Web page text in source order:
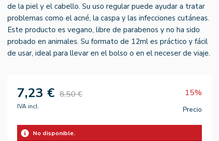
de la piel y el cabello. Su uso regular puede ayudar a tratar
problemas como el acné, la caspa y las infecciones cutáneas.
Este producto es vegano, libre de parabenos y no ha sido
probado en animales. Su formato de 12ml es práctico y fácil
de usar, ideal para llevar en el bolso o en el neceser de viaje.
7,23 € 8,50 € 15%
IVA incl. Precio
No disponible.